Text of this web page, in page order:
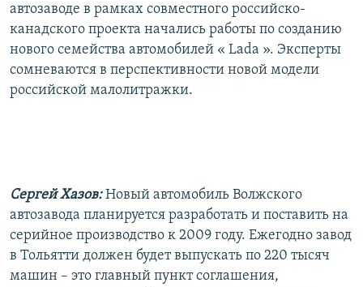
Все сайты РСЕ/РС
автозаводе в рамках совместного российско-
канадского проекта начались работы по созданию
нового семейства автомобилей « Lada ». Эксперты
сомневаются в перспективности новой модели
российской малолитражки.
Сергей Хазов:Новый автомобиль Волжского
автозавода планируется разработать и поставить на
серийное производство к 2009 году. Ежегодно завод
в Тольятти должен будет выпускать по 220 тысяч
машин – это главный пункт соглашения,